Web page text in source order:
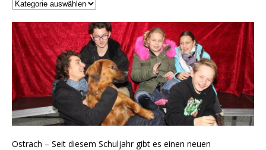
Ostrach – Seit diesem Schuljahr gibt es einen neuen